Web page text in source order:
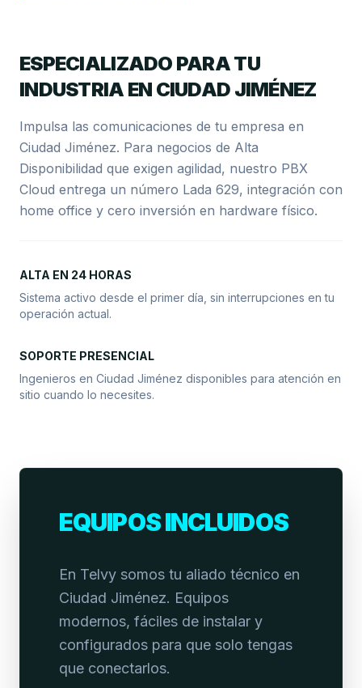
ESPECIALIZADO PARA TU
INDUSTRIA EN CIUDAD JIMÉNEZ
Impulsa las comunicaciones de tu empresa en
Ciudad Jiménez. Para negocios de Alta
Disponibilidad que exigen agilidad, nuestro PBX
Cloud entrega un número Lada 629, integración con
home office y cero inversión en hardware físico.
ALTA EN 24 HORAS
Sistema activo desde el primer día, sin interrupciones en tu
operación actual.
SOPORTE PRESENCIAL
Ingenieros en Ciudad Jiménez disponibles para atención en
sitio cuando lo necesites.
EQUIPOS INCLUIDOS
En Telvy somos tu aliado técnico en
Ciudad Jiménez. Equipos
modernos, fáciles de instalar y
configurados para que solo tengas
que conectarlos.